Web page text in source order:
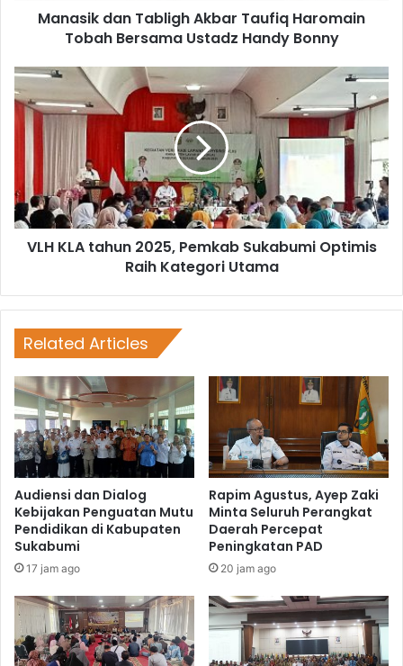
Manasik dan Tabligh Akbar Taufiq Haromain
Tobah Bersama Ustadz Handy Bonny
VLH KLA tahun 2025, Pemkab Sukabumi Optimis
Raih Kategori Utama
Related Articles
Audiensi dan Dialog
Kebijakan Penguatan Mutu
Pendidikan di Kabupaten
Sukabumi
17 jam ago
Rapim Agustus, Ayep Zaki
Minta Seluruh Perangkat
Daerah Percepat
Peningkatan PAD
20 jam ago